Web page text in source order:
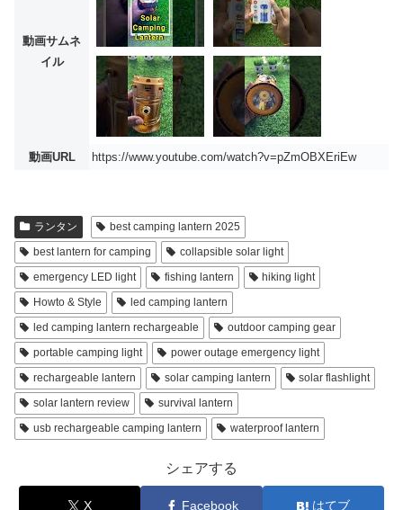
動画サムネ
イル
動画URL https://www.youtube.com/watch?v=pZmOBXEriEw
ランタン
best camping lantern 2025
best lantern for camping
collapsible solar light
emergency LED light
fishing lantern
hiking light
Howto & Style
led camping lantern
led camping lantern rechargeable
outdoor camping gear
portable camping light
power outage emergency light
rechargeable lantern
solar camping lantern
solar flashlight
solar lantern review
survival lantern
usb rechargeable camping lantern
waterproof lantern
シェアする
X Facebook はてブ